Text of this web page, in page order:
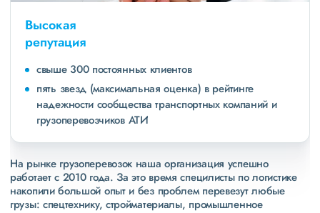
Высокая
репутация
свыше 300 постоянных клиентов
пять звезд (максимальная оценка) в рейтинге
надежности сообщества транспортных компаний и
грузоперевозчиков АТИ
На рынке грузоперевозок наша организация успешно
работает с 2010 года. За это время специлисты по логистике
накопили большой опыт и без проблем перевезут любые
грузы: спецтехнику, стройматериалы, промышленное